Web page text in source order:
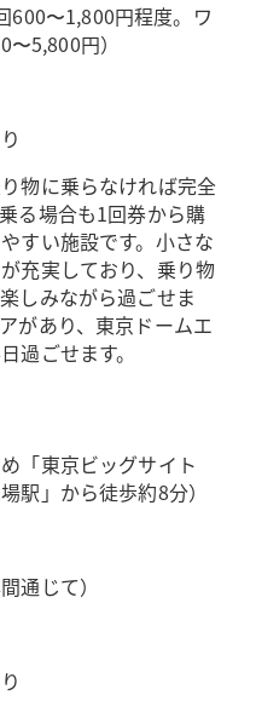
600〜1,800円程度。ワ
5,800円）
物に乗らなければ完全
る場合も1回券から購
すい施設です。小さな
充実しており、乗り物
しみながら過ごせま
があり、東京ドームエ
過ごせます。
「東京ビッグサイト
駅」から徒歩約8分）
通じて）